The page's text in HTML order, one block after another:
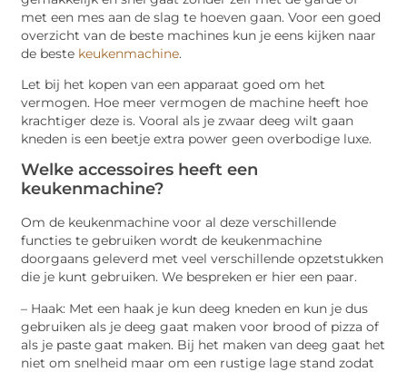
met een mes aan de slag te hoeven gaan. Voor een goed
overzicht van de beste machines kun je eens kijken naar
de beste keukenmachine.
Let bij het kopen van een apparaat goed om het
vermogen. Hoe meer vermogen de machine heeft hoe
krachtiger deze is. Vooral als je zwaar deeg wilt gaan
kneden is een beetje extra power geen overbodige luxe.
Welke accessoires heeft een
keukenmachine?
Om de keukenmachine voor al deze verschillende
functies te gebruiken wordt de keukenmachine
doorgaans geleverd met veel verschillende opzetstukken
die je kunt gebruiken. We bespreken er hier een paar.
– Haak: Met een haak je kun deeg kneden en kun je dus
gebruiken als je deeg gaat maken voor brood of pizza of
als je paste gaat maken. Bij het maken van deeg gaat het
niet om snelheid maar om een rustige lage stand zodat